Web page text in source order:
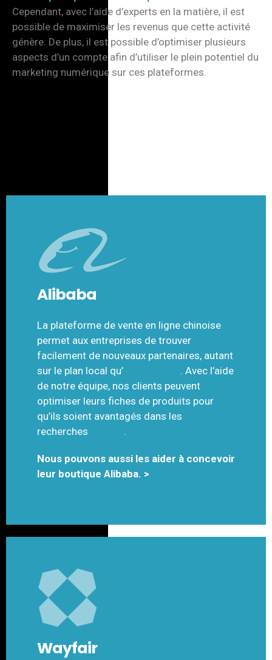
Cependant, avec l’aide d’experts en la matière, il est
possible de maximiser les revenus que cette activité
génère. De plus, il est possible d’optimiser plusieurs
aspects d’un compte afin d’utiliser le plein potentiel du
marketing numérique sur ces plateformes.
Alibaba
La plateforme de vente en ligne chinoise
permet aux entreprises de trouver
facilement de nouveaux partenaires, autant
sur le plan local qu’international . Avec l’aide
de notre équipe, nos clients peuvent
optimiser leurs fiches de produits pour
qu’ils soient avantagés dans les
recherches
.
Nous pouvons aussi les aider à concevoir
leur boutique Alibaba. >
Wayfair